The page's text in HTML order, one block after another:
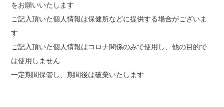
をお願いいたします
ご記入頂いた個人情報は保健所などに提供する場合がございま
す
ご記入頂いた個人情報はコロナ関係のみで使用し、他の目的で
は使用しません
一定期間保管し、期間後は破棄いたします